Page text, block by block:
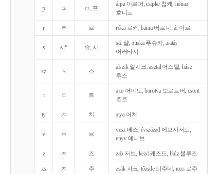
p ㅍ ㅂ, 프
árpa 아르퍼, csipke 칩케, hónap
호너프
r ㄹ 르 róka 로커, barna 버르너, ár 아르
s 시* 슈, 시
sál 샬, puska 푸슈카, aratás
어러타시
sz ㅅ 스
alszik 얼시크, asztal 어스털, húsz
후스
t ㅌ 트
ajto 어이토, borotva 보로트버, csont
촌트
ty ㅊ 치 atya 어처
v ㅂ 브
vesz 베스, évszázad 에브사저드,
enyv 에니브
z ㅈ 즈 zab 저브, kezd 케즈드, blúz 블루즈
zs ㅈ 주 zsák 자크, tőzsde 퇴주데, rozs 로주